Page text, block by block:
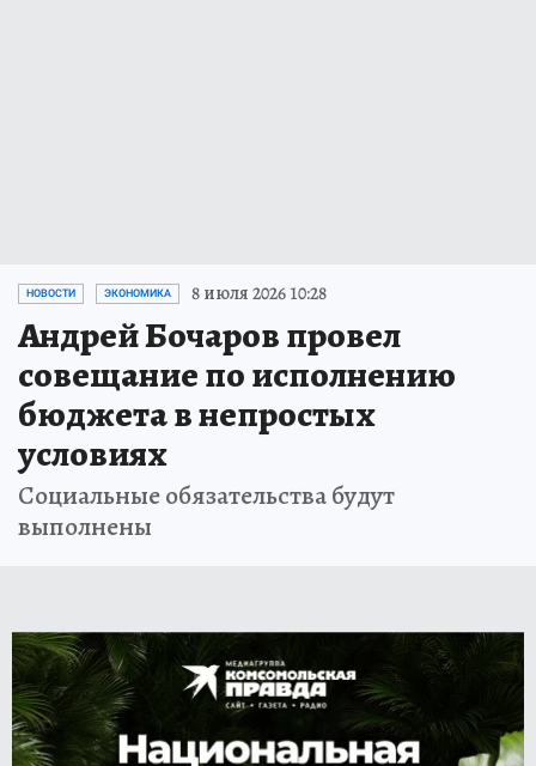
НОВОСТИ ЭКОНОМИКА 8 июля 2026 10:28
Андрей Бочаров провел
совещание по исполнению
бюджета в непростых
условиях
Социальные обязательства будут
выполнены